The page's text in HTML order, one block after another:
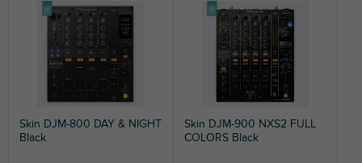
NAJDRAHŠIE
NAJPREDÁVANEJŠIE
Skin DJM-800 DAY & NIGHT
Black
Skin DJM-900 NXS2 FULL
COLORS Black